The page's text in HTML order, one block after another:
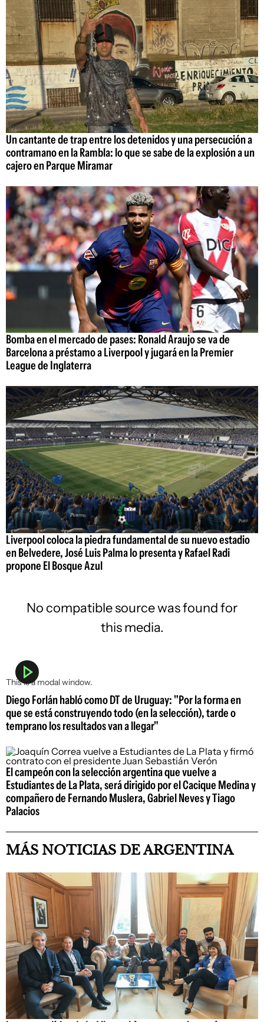
Un cantante de trap entre los detenidos y una persecución a
contramano en la Rambla: lo que se sabe de la explosión a un
cajero en Parque Miramar
Bomba en el mercado de pases: Ronald Araujo se va de
Barcelona a préstamo a Liverpool y jugará en la Premier
League de Inglaterra
Liverpool coloca la piedra fundamental de su nuevo estadio
en Belvedere, José Luis Palma lo presenta y Rafael Radi
propone El Bosque Azul
This is a modal window.
No compatible source was found for
this media.
Diego Forlán habló como DT de Uruguay: "Por la forma en
que se está construyendo todo (en la selección), tarde o
temprano los resultados van a llegar"
El campeón con la selección argentina que vuelve a
Estudiantes de La Plata, será dirigido por el Cacique Medina y
compañero de Fernando Muslera, Gabriel Neves y Tiago
Palacios
MÁS NOTICIAS DE ARGENTINA